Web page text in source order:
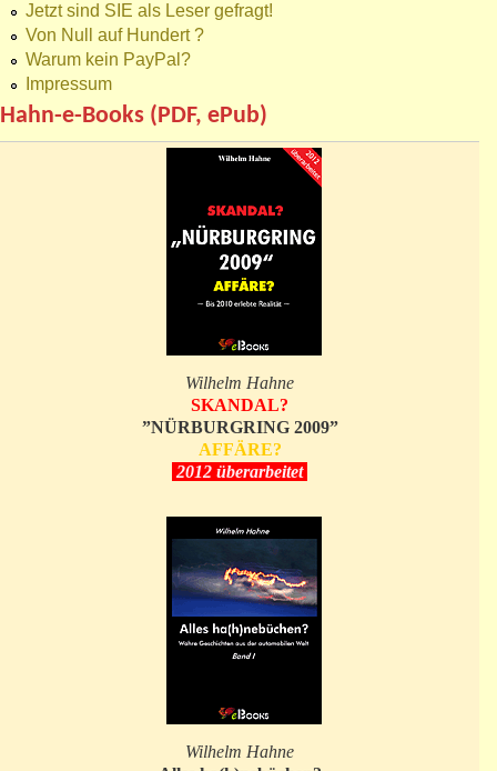
Jetzt sind SIE als Leser gefragt!
Von Null auf Hundert ?
Warum kein PayPal?
Impressum
Hahn-e-Books (PDF, ePub)
Wilhelm Hahne
SKANDAL?
”NÜRBURGRING 2009”
AFFÄRE?
2012 überarbeitet
Wilhelm Hahne